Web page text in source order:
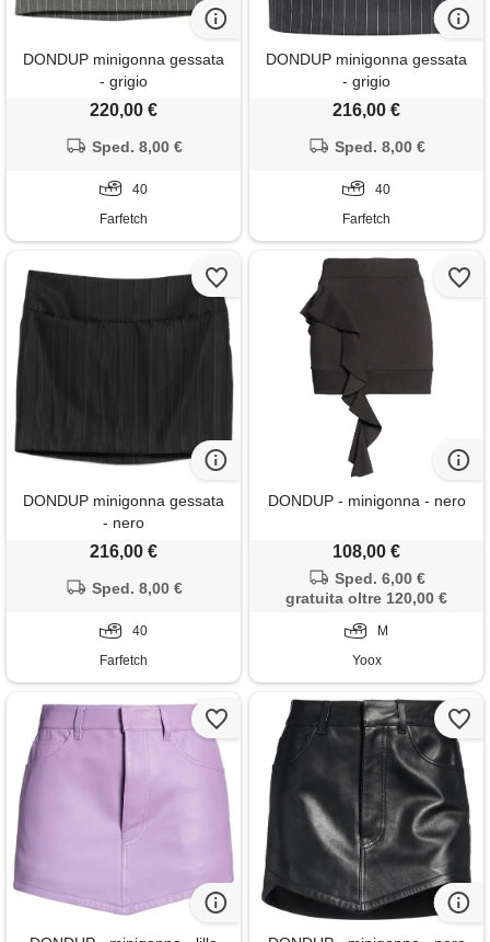
DONDUP minigonna gessata
- grigio
220,00 €
Sped. 8,00 €
40
Farfetch
DONDUP minigonna gessata
- grigio
216,00 €
Sped. 8,00 €
40
Farfetch
DONDUP minigonna gessata
- nero
216,00 €
Sped. 8,00 €
40
Farfetch
DONDUP - minigonna - nero
108,00 €
Sped. 6,00 €
gratuita oltre 120,00 €
M
Yoox